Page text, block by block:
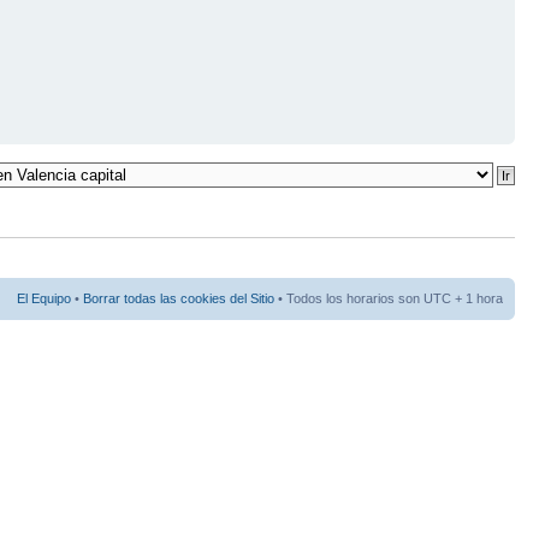
El Equipo • Borrar todas las cookies del Sitio • Todos los horarios son UTC + 1 hora